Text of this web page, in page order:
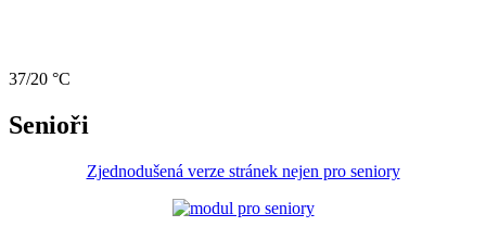
37/20 °C
Senioři
Zjednodušená verze stránek nejen pro seniory